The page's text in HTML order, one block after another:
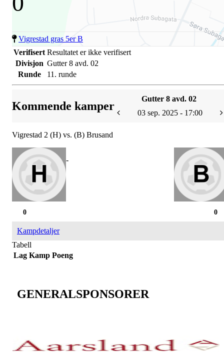
Vigrestad gras 5er B
Verifisert Resultatet er ikke verifisert
Divisjon Gutter 8 avd. 02
Runde
11. runde
Kommende kamper
Gutter 8 avd. 02
03 sep. 2025 - 17:00
Vigrestad 2 (H) vs. (B) Brusand
-
0
0
Kampdetaljer
Tabell
Lag Kamp Poeng
GENERALSPONSORER